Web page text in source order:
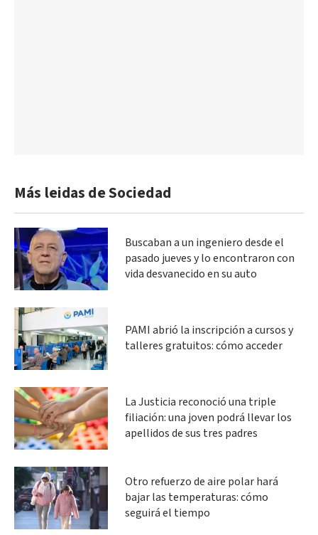
Más leidas de Sociedad
Buscaban a un ingeniero desde el
pasado jueves y lo encontraron con
vida desvanecido en su auto
PAMI abrió la inscripción a cursos y
talleres gratuitos: cómo acceder
La Justicia reconoció una triple
filiación: una joven podrá llevar los
apellidos de sus tres padres
Otro refuerzo de aire polar hará
bajar las temperaturas: cómo
seguirá el tiempo